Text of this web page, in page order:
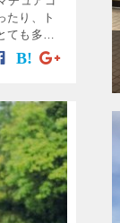
たり、ト
ても多
は「手打
いように